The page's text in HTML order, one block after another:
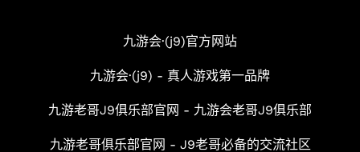
九游会·(j9)官方网站
九游会·(j9) - 真人游戏第一品牌
九游老哥J9俱乐部官网 - 九游会老哥J9俱乐部
九游老哥俱乐部官网 - J9老哥必备的交流社区